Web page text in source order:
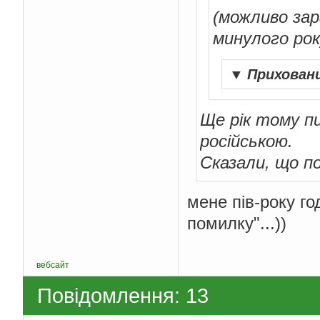
(можливо
минулого
▼
Ще рік тому
російською.
Сказали, що
мене пів-року
помилку"...))
вебсайт
Повідомлення: 13